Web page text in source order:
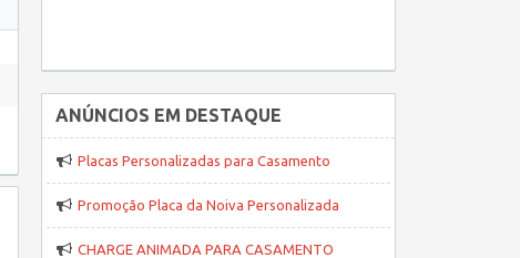
ANÚNCIOS EM DESTAQUE
Placas Personalizadas para Casamento
Promoção Placa da Noiva Personalizada
CHARGE ANIMADA PARA CASAMENTO